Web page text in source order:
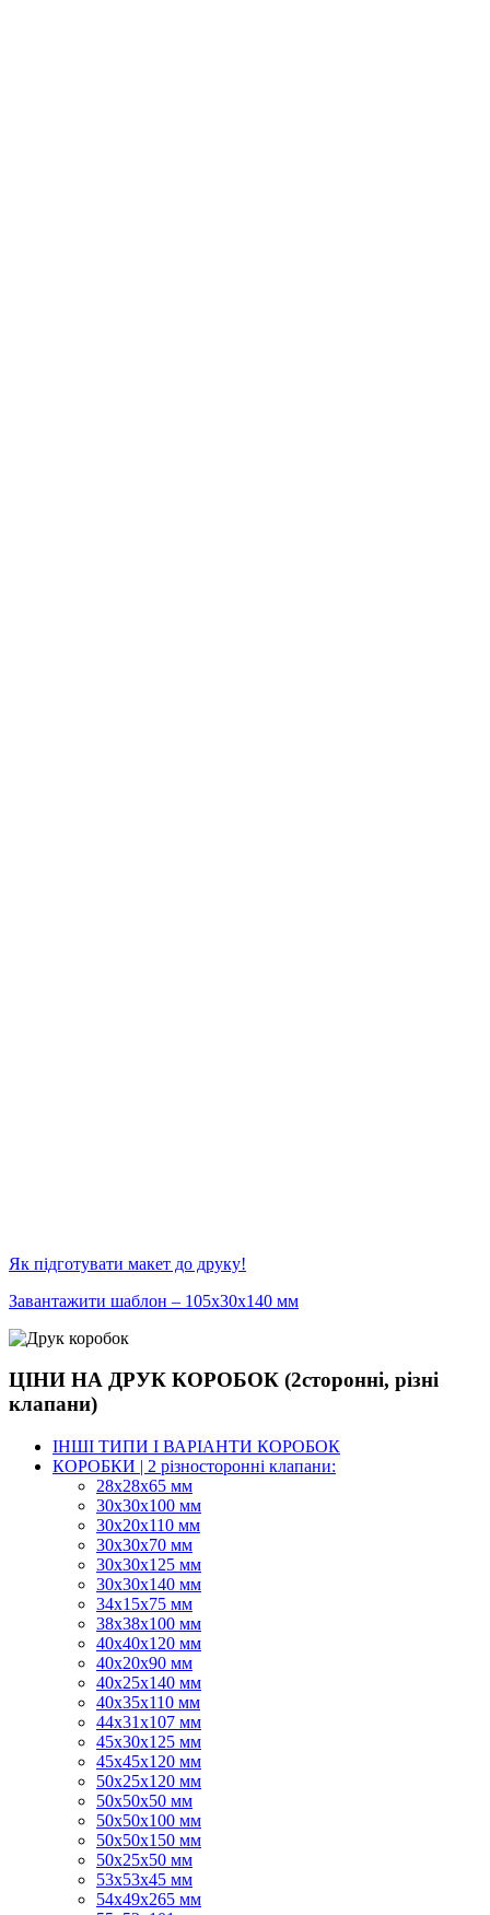
Як підготувати макет до друку!
Завантажити шаблон – 105х30х140 мм
ЦІНИ НА ДРУК КОРОБОК (2сторонні, різні
клапани)
ІНШІ ТИПИ І ВАРІАНТИ КОРОБОК
КОРОБКИ | 2 різносторонні клапани:
28х28х65 мм
30х30х100 мм
30х20х110 мм
30х30х70 мм
30х30х125 мм
30х30х140 мм
34х15х75 мм
38х38х100 мм
40х40х120 мм
40х20х90 мм
40х25х140 мм
40х35х110 мм
44х31х107 мм
45х30х125 мм
45х45х120 мм
50х25х120 мм
50х50х50 мм
50х50х100 мм
50х50х150 мм
50х25х50 мм
53х53х45 мм
54х49х265 мм